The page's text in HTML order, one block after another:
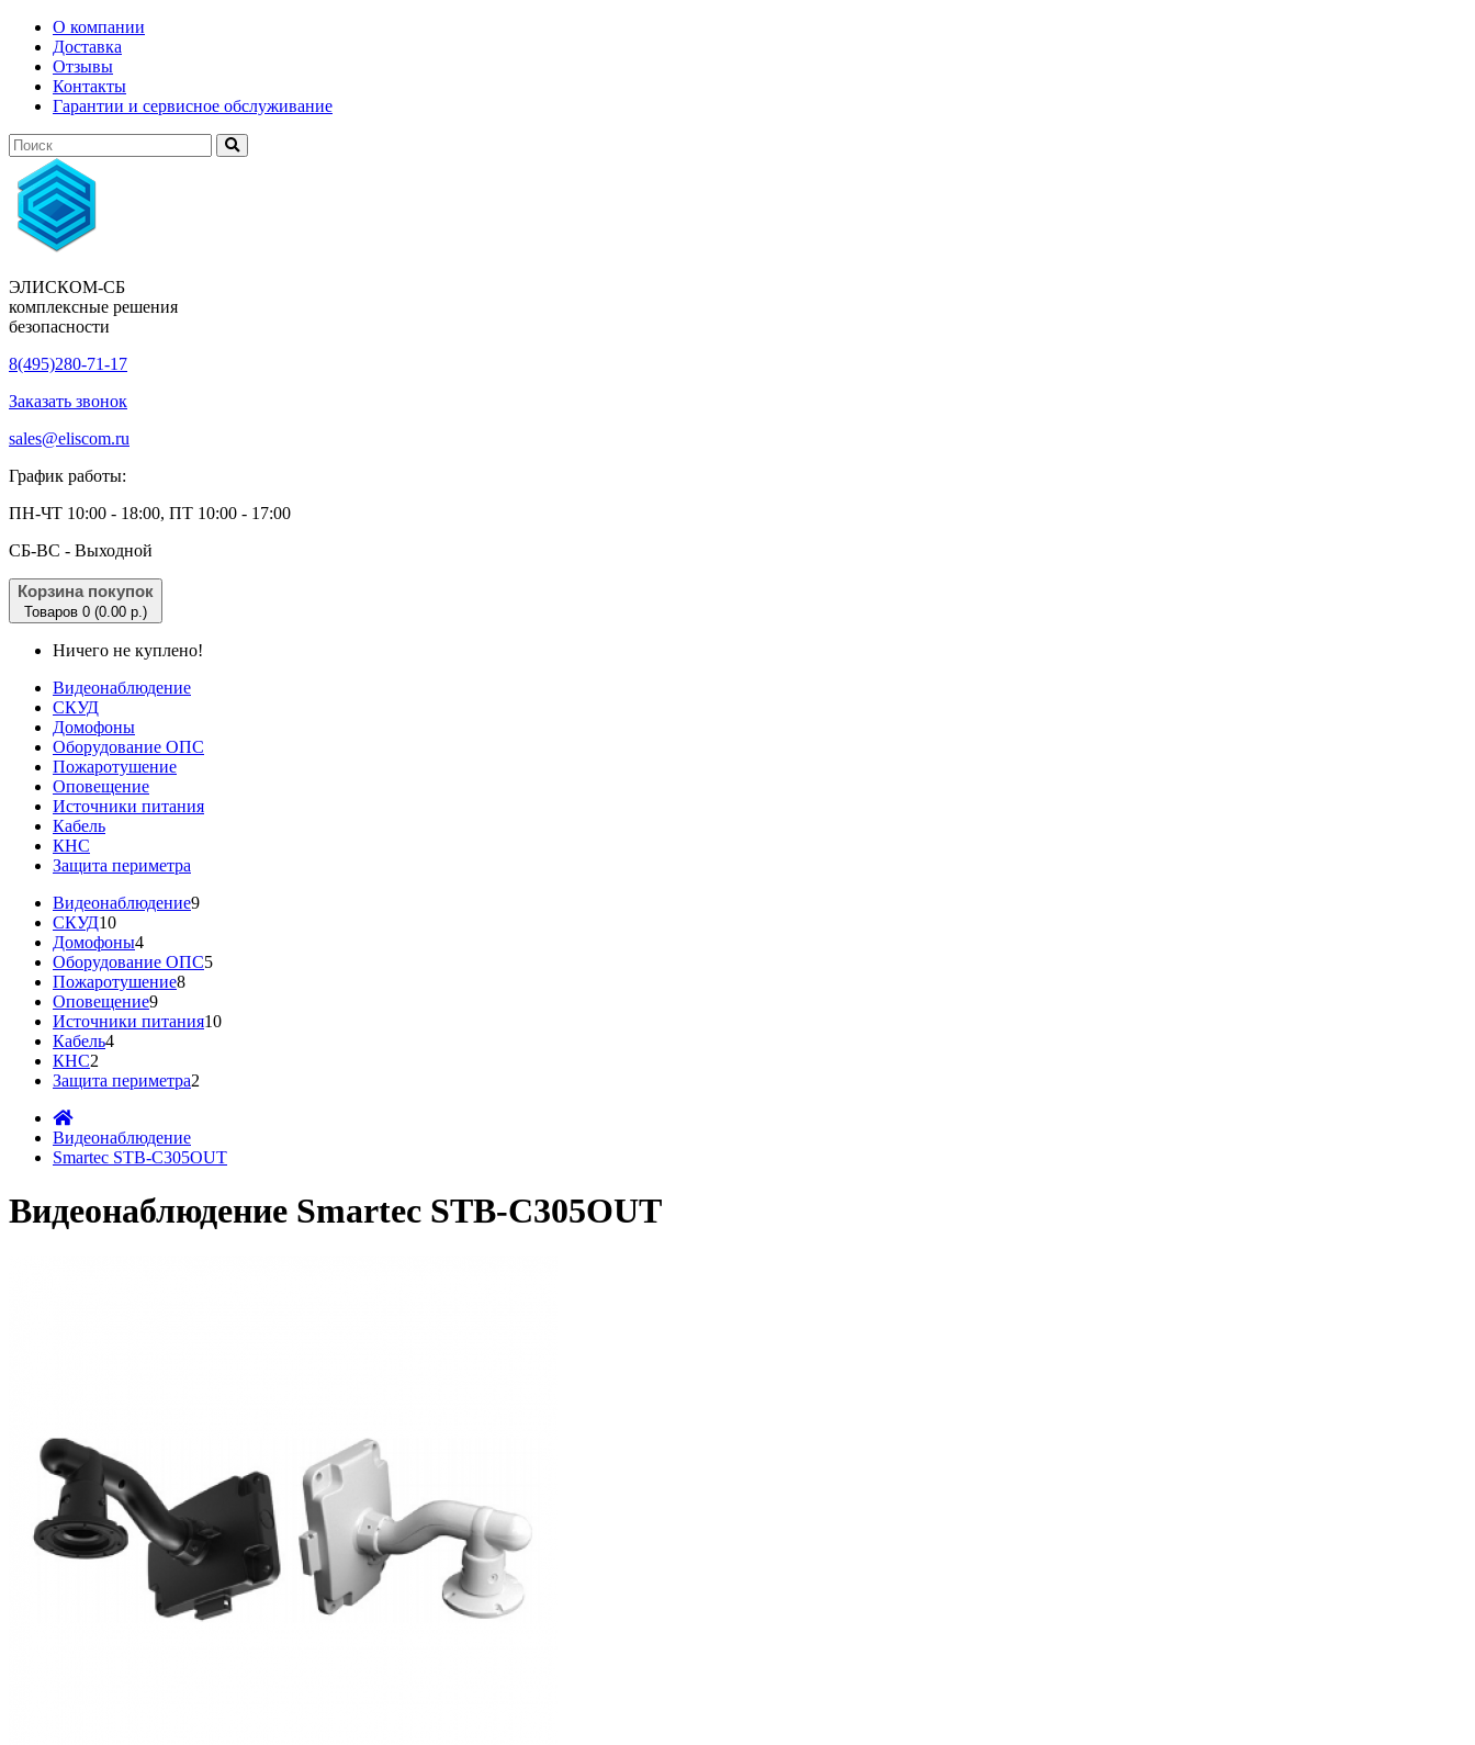
О компании
Доставка
Отзывы
Контакты
Гарантии и сервисное обслуживание
ЭЛИСКОМ-СБ
комплексные решения
безопасности
8(495)280-71-17
Заказать звонок
sales@eliscom.ru
График работы:
ПН-ЧТ 10:00 - 18:00, ПТ 10:00 - 17:00
CБ-ВС - Выходной
Корзина покупок
Товаров 0 (0.00 р.)
Ничего не куплено!
Видеонаблюдение
СКУД
Домофоны
Оборудование ОПС
Пожаротушение
Оповещение
Источники питания
Кабель
КНС
Защита периметра
Видеонаблюдение9
СКУД10
Домофоны4
Оборудование ОПС5
Пожаротушение8
Оповещение9
Источники питания10
Кабель4
КНС2
Защита периметра2
Видеонаблюдение
Smartec STB-C305OUT
Видеонаблюдение Smartec STB-C305OUT